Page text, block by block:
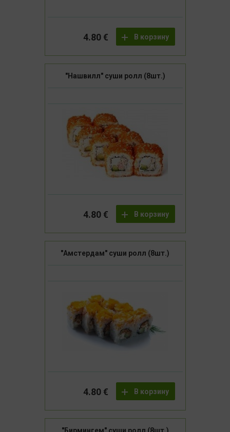
В корзину
4.80 €
"Нашвилл" суши ролл (8шт.)
В корзину
4.80 €
"Амстердам" суши ролл (8шт.)
В корзину
4.80 €